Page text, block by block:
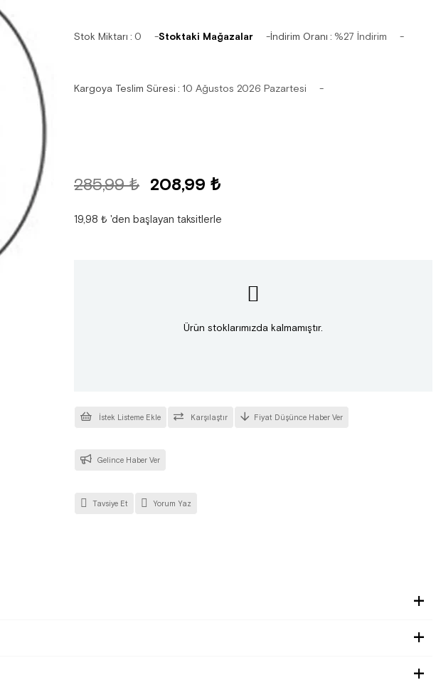
Stok Miktarı : 0 Stoktaki Mağazalar İndirim Oranı : %27 İndirim
Kargoya Teslim Süresi : 10 Ağustos 2026 Pazartesi
285,99 ₺ 208,99 ₺
19,98 ₺ 'den başlayan taksitlerle
Ürün stoklarımızda kalmamıştır.
İstek Listeme Ekle Karşılaştır Fiyat Düşünce Haber Ver
Gelince Haber Ver
Tavsiye Et Yorum Yaz